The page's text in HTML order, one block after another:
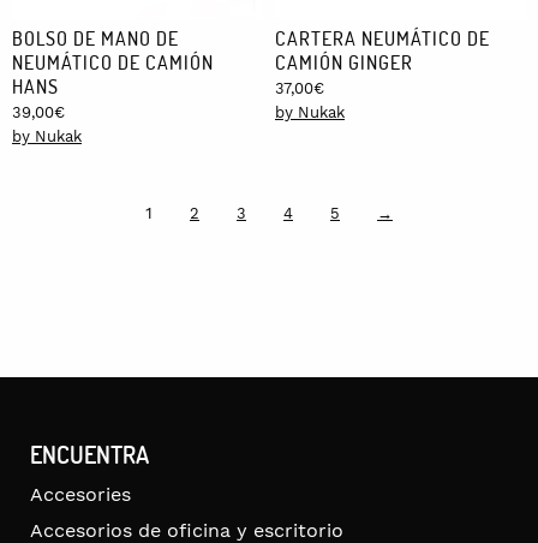
BOLSO DE MANO DE
NEUMÁTICO DE CAMIÓN
HANS
39,00€
by Nukak
CARTERA NEUMÁTICO DE
CAMIÓN GINGER
37,00€
by Nukak
1 2 3 4 5 →
ENCUENTRA
Accesories
Accesorios de oficina y escritorio